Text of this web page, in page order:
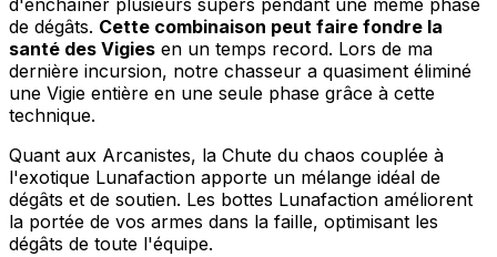
d'enchaîner plusieurs supers pendant une même phase
de dégâts. Cette combinaison peut faire fondre la
santé des Vigies en un temps record. Lors de ma
dernière incursion, notre chasseur a quasiment éliminé
une Vigie entière en une seule phase grâce à cette
technique.
Quant aux Arcanistes, la Chute du chaos couplée à
l'exotique Lunafaction apporte un mélange idéal de
dégâts et de soutien. Les bottes Lunafaction améliorent
la portée de vos armes dans la faille, optimisant les
dégâts de toute l'équipe.